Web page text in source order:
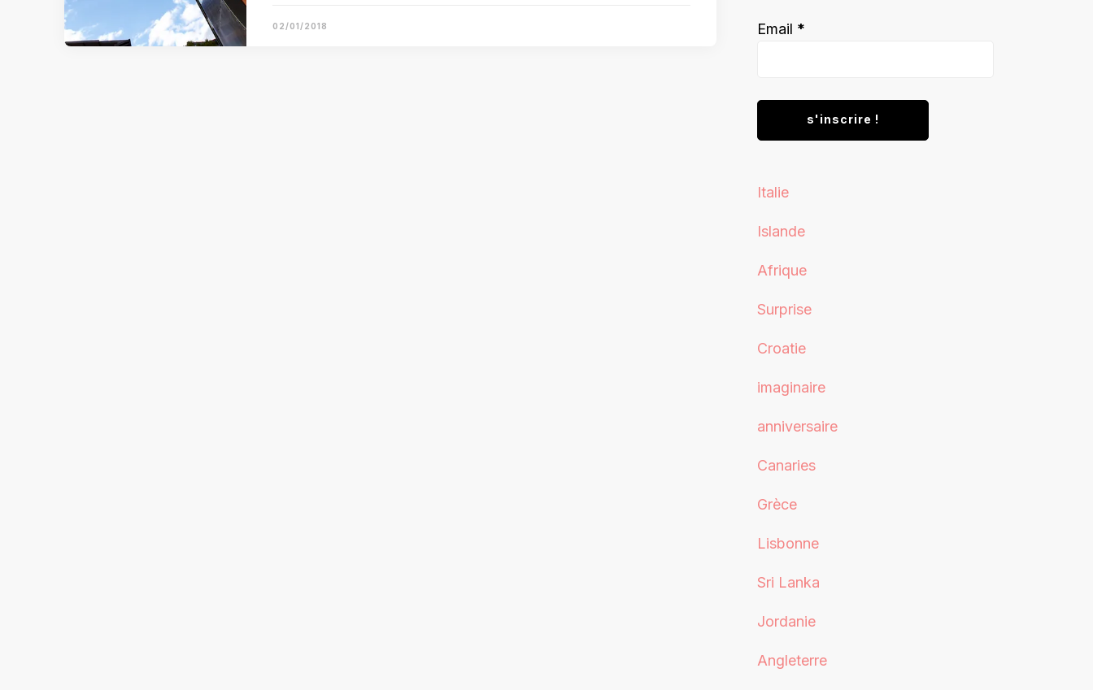
02/01/2018 Email *
Italie
Islande
Afrique
Surprise
Croatie
imaginaire
anniversaire
Canaries
Grèce
Lisbonne
Sri Lanka
Jordanie
Angleterre